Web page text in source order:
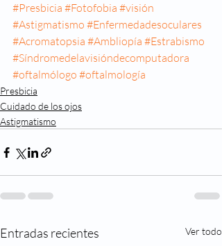
#Presbicia #Fotofobia #visión
#Astigmatismo #Enfermedadesoculares
#Acromatopsia #Ambliopía #Estrabismo
#Síndromedelavisióndecomputadora
#oftalmólogo #oftalmología
Presbicia
Cuidado de los ojos
Astigmatismo
Entradas recientes Ver todo